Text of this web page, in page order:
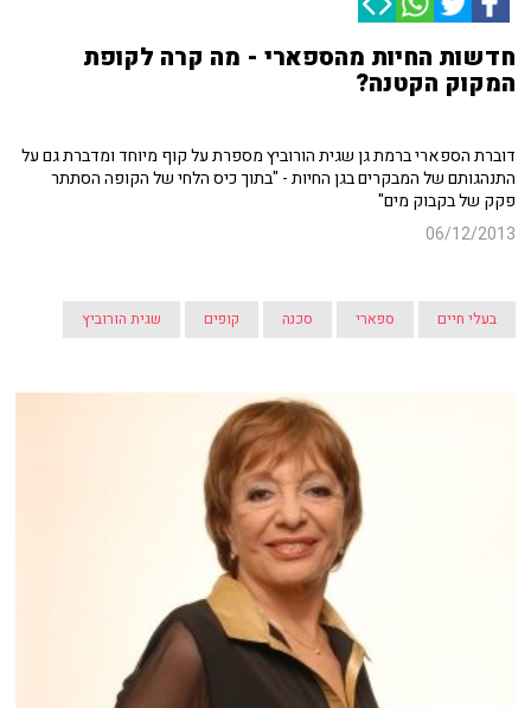
חדשות החיות מהספארי - מה קרה לקופת
המקוק הקטנה?
דוברת הספארי ברמת גן שגית הורוביץ מספרת על קוף מיוחד ומדברת גם על
התנהגותם של המבקרים בגן החיות - "בתוך כיס הלחי של הקופה הסתתר
פקק של בקבוק מים"
06/12/2013
בעלי חיים ספארי סכנה קופים שגית הורוביץ